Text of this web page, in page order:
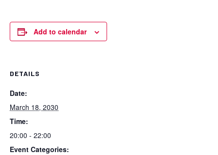
Add to calendar
DETAILS
Date:
March 18, 2030
Time:
20:00 - 22:00
Event Categories: